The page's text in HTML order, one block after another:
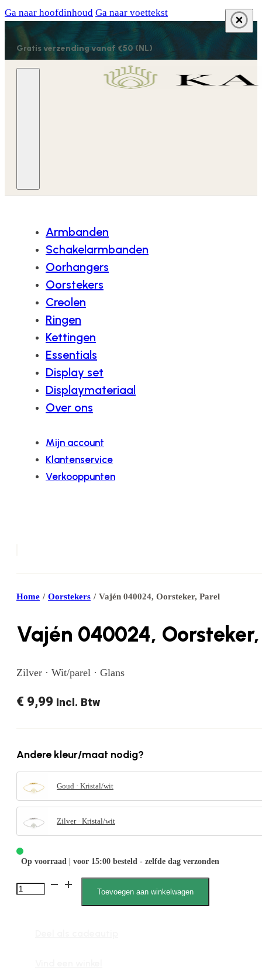
Ga naar hoofdinhoud Ga naar voettekst
Gratis verzending vanaf €50 (NL)
Armbanden
Schakelarmbanden
Oorhangers
Oorstekers
Creolen
Ringen
Kettingen
Essentials
Display set
Displaymateriaal
Over ons
Mijn account
Klantenservice
Verkooppunten
Home / Oorstekers / Vajén 040024, Oorsteker, Parel
Vajén 040024,
Zilver · Wit/parel · Glans
€ 9,99 Incl. Btw
Andere kleur/maat nodig?
Goud · Kristal/wit
Zilver · Kristal/wit
Op voorraad | voor 15:00 besteld - zelfde dag verzonden
Vajén
Toevoegen aan winkelwagen